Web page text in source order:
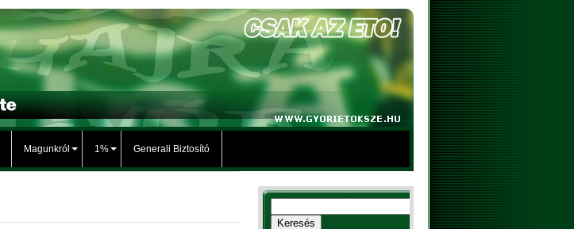
Magunkról 1% Generali Biztosító